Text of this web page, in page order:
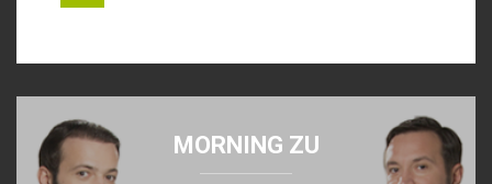
MORNING ZU